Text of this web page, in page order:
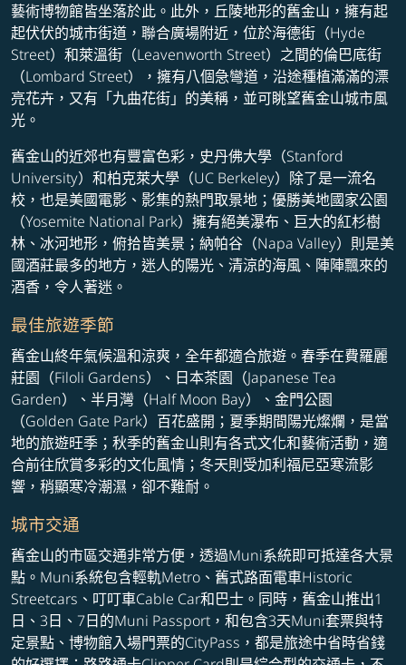
藝術博物館皆坐落於此。此外，丘陵地形的舊金山，擁有起
起伏伏的城市街道，聯合廣場附近，位於海德街（Hyde
Street）和萊溫街（Leavenworth Street）之間的倫巴底街
（Lombard Street），擁有八個急彎道，沿途種植滿滿的漂
亮花卉，又有「九曲花街」的美稱，並可眺望舊金山城市風
光。
舊金山的近郊也有豐富色彩，史丹佛大學（Stanford
University）和柏克萊大學（UC Berkeley）除了是一流名
校，也是美國電影、影集的熱門取景地；優勝美地國家公園
（Yosemite National Park）擁有絕美瀑布、巨大的紅杉樹
林、冰河地形，俯拾皆美景；納帕谷（Napa Valley）則是美
國酒莊最多的地方，迷人的陽光、清涼的海風、陣陣飄來的
酒香，令人著迷。
最佳旅遊季節
舊金山終年氣候溫和涼爽，全年都適合旅遊。春季在費羅麗
莊園（Filoli Gardens）、日本茶園（Japanese Tea
Garden）、半月灣（Half Moon Bay）、金門公園
（Golden Gate Park）百花盛開；夏季期間陽光燦爛，是當
地的旅遊旺季；秋季的舊金山則有各式文化和藝術活動，適
合前往欣賞多彩的文化風情；冬天則受加利福尼亞寒流影
響，稍顯寒冷潮濕，卻不難耐。
城市交通
舊金山的市區交通非常方便，透過Muni系統即可抵達各大景
點。Muni系統包含輕軌Metro、舊式路面電車Historic
Streetcars、叮叮車Cable Car和巴士。同時，舊金山推出1
日、3日、7日的Muni Passport，和包含3天Muni套票與特
定景點、博物館入場門票的CityPass，都是旅途中省時省錢